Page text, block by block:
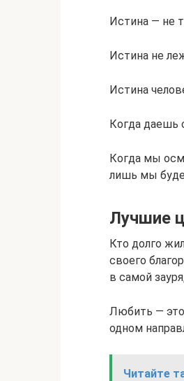
Истина — не
Истина не
Истина
Когда даешь
Когда мы
лишь мы
Лучшие
Кто долго
своего
в самой
Любить — это
одном
Читайте